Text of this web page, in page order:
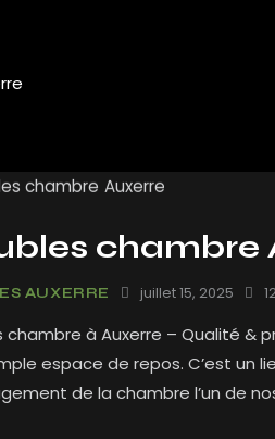
chambre
AUXERRE juillet 15, 2025
chambre à Auxerre – Qualité &
espace de repos. C’est
de la chambre l’un de